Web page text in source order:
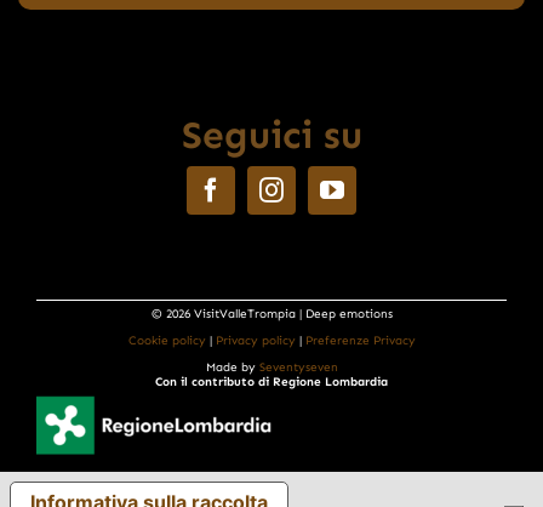
Seguici su
© 2026 VisitValleTrompia | Deep emotions
Cookie policy | Privacy policy | Preferenze Privacy
Made by Seventyseven
Con il contributo di Regione Lombardia
Informativa sulla raccolta